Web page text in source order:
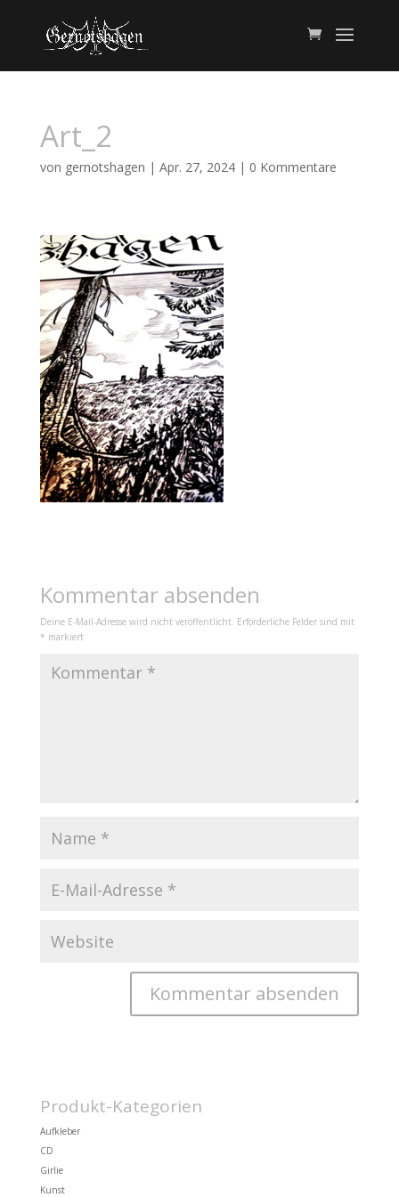
Art_2
von gernotshagen | Apr. 27, 2024| 0 Kommentare
Kommentar absenden
Deine E-Mail-Adresse wird nicht veröffentlicht. Erforderliche Felder sind mit
* markiert
Produkt-Kategorien
Aufkleber
CD
Girlie
Kunst